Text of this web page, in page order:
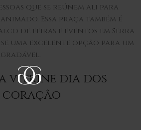
que se reúnem ali para
Essa praça também é
de feiras e eventos em Serra
uma excelente opção para um
vitrine dia dos
coração